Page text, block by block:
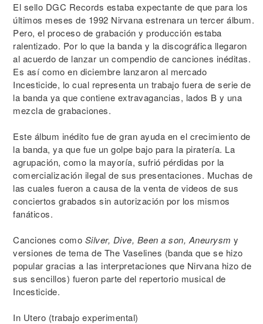
El sello DGC Records estaba expectante de que para los
últimos meses de 1992 Nirvana estrenara un tercer álbum.
Pero, el proceso de grabación y producción estaba
ralentizado. Por lo que la banda y la discográfica llegaron
al acuerdo de lanzar un compendio de canciones inéditas.
Es así como en diciembre lanzaron al mercado
Incesticide, lo cual representa un trabajo fuera de serie de
la banda ya que contiene extravagancias, lados B y una
mezcla de grabaciones.
Este álbum inédito fue de gran ayuda en el crecimiento de
la banda, ya que fue un golpe bajo para la piratería. La
agrupación, como la mayoría, sufrió pérdidas por la
comercialización ilegal de sus presentaciones. Muchas de
las cuales fueron a causa de la venta de videos de sus
conciertos grabados sin autorización por los mismos
fanáticos.
Canciones como Silver, Dive, Been a son, Aneurysm y
versiones de tema de The Vaselines (banda que se hizo
popular gracias a las interpretaciones que Nirvana hizo de
sus sencillos) fueron parte del repertorio musical de
Incesticide.
In Utero (trabajo experimental)